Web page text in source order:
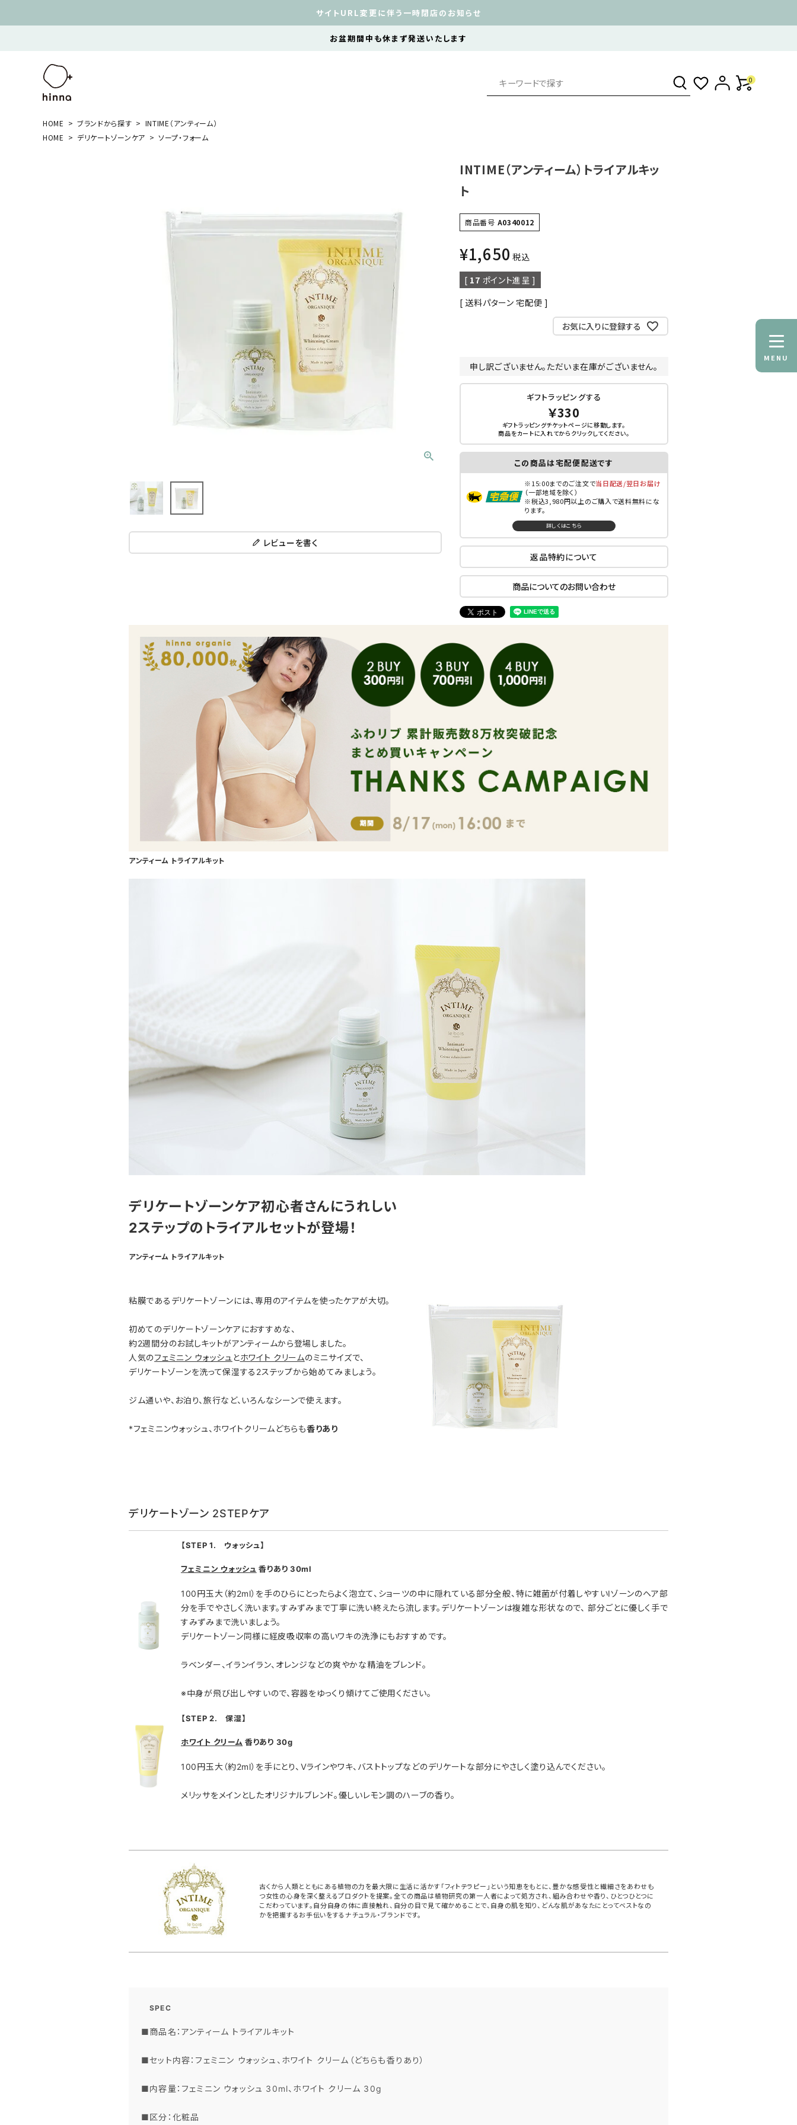
サイトURL変更に伴う一時閉店のお知らせ
お盆期間中も休まず発送いたします
0
HOME ブランドから探す
INTIME（アンティーム）
HOME
デリケートゾーンケア ソープ・フォーム
MENU
レビューを書く
INTIME（アンティーム）トライアルキッ
ト
商品番号 A0340012
¥1,650 税込
[ 17 ポイント進呈 ]
送料パターン 宅配便
お気に入りに登録する
申し訳ございません。ただいま在庫がございません。
ギフトラッピングする
￥330
ギフトラッピングチケットページに移動します。
商品をカートに入れてから クリックしてください。
この商品は宅配便配送です
※15:00までのご注文で当日配送/翌日お届け
（一部地域を除く）
※税込3,980円以上のご購入で送料無料にな
ります。
詳しくはこちら
返品特約について
商品についてのお問い合わせ
アンティーム トライアルキット
デリケートゾーンケア初心者さんにうれしい
2ステップのトライアルセットが登場！
アンティーム トライアルキット
粘膜であるデリケートゾーンには、専用のアイテムを使ったケアが大切。
初めてのデリケートゾーンケアにおすすめな、
約2週間分のお試しキットがアンティームから登場しました。
人気のフェミニン ウォッシュ とホワイト クリームのミニサイズで、
デリケートゾーンを洗って保湿する2ステップから始めてみましょう。
ジム通いや、お泊り、旅行など、いろんなシーンで使えます。
*フェミニンウォッシュ、ホワイトクリームどちらも香りあり
デリケートゾーン 2STEPケア
【STEP 1. ウォッシュ】
フェミニン ウォッシュ 香りあり 30ml
100円玉大（約2ml）を手のひらにとったらよく泡立て、ショーツの中に隠れている部分全般、特に雑菌が付着しやすいIゾーンのヘア部
分を手でやさしく洗います。すみずみまで丁寧に洗い終えたら流します。デリケートゾーンは複雑な形状なので、 部分ごとに優しく手で
すみずみまで洗いましょう。
デリケートゾーン同様に経皮吸収率の高いワキの洗浄にもおすすめです。
ラベンダー、イランイラン、オレンジなどの爽やかな精油をブレンド。
※中身が飛び出しやすいので、容器をゆっくり傾けてご使用ください。
【STEP 2. 保湿】
ホワイト クリーム 香りあり 30g
100円玉大（約2ml）を手にとり、Ｖラインやワキ、バストトップなどのデリケートな部分にやさしく塗り込んでください。
メリッサをメインとしたオリジナルブレンド。優しいレモン調のハーブの香り。
古くから人類とともにある植物の力を最大限に生活に活かす「フィトテラピー」という知恵をもとに、豊かな感受性と繊細さをあわせも
つ女性の心身を深く整えるプロダクトを提案。全ての商品は植物研究の第一人者によって処方され、組み合わせや香り、ひとつひとつに
こだわっています。自分自身の体に直接触れ、自分の目で見て確かめることで、自身の肌を知り、どんな肌があなたにとってベストなの
かを把握するお手伝いをするナチュラル・ブランドです。
SPEC
■商品名：アンティーム トライアルキット
■セット内容：フェミニン ウォッシュ、ホワイト クリーム（どちらも香りあり）
■内容量：フェミニン ウォッシュ 30ml、ホワイト クリーム 30g
■区分：化粧品